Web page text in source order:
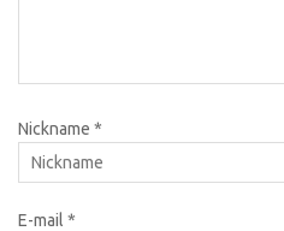
Nickname *
E-mail *